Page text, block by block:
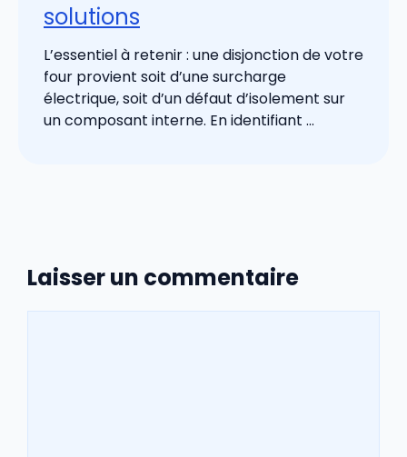
solutions
L’essentiel à retenir : une disjonction de votre
four provient soit d’une surcharge
électrique, soit d’un défaut d’isolement sur
un composant interne. En identifiant ...
Laisser un commentaire